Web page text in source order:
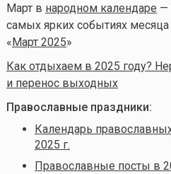
Март в народном календаре —
самых ярких событиях
«Март 2025»
Как отдыхаем в 2025 году?
и перенос выходных
Православные праздники:
Календарь
2025 г.
Православные посты в